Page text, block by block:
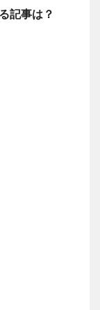
記事は？